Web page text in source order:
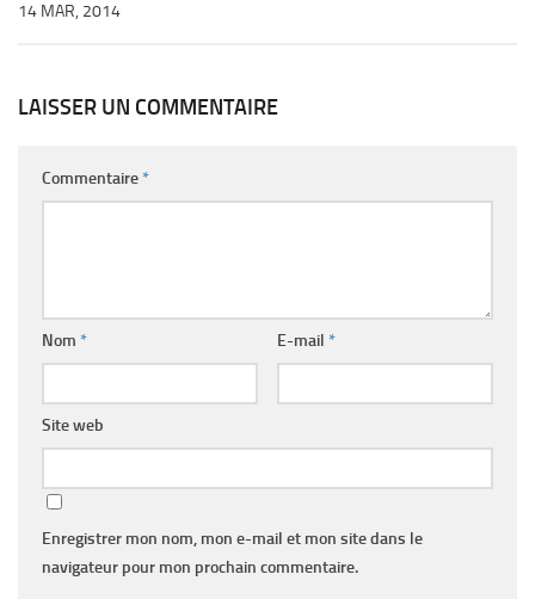
14 MAR, 2014
LAISSER UN COMMENTAIRE
Commentaire*
Nom * E-mail *
Site web
Enregistrer mon nom, mon e-mail et mon site dans le
navigateur pour mon prochain commentaire.